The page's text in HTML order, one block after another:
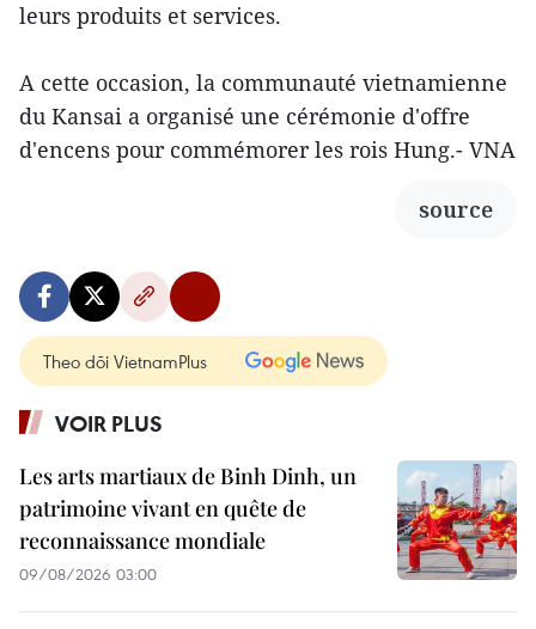
leurs produits et services.
A cette occasion, la communauté vietnamienne
du Kansai a organisé une cérémonie d'offre
d'encens pour commémorer les rois Hung.- VNA
source
Theo dõi VietnamPlus
VOIR PLUS
Les arts martiaux de Binh Dinh, un
patrimoine vivant en quête de
reconnaissance mondiale
09/08/2026 03:00